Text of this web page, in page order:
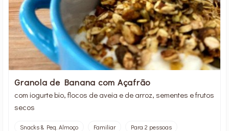
Granola de Banana com Açafrão
com iogurte bio, flocos de aveia e de arroz, sementes e frutos
secos
Snacks & Peq. Almoço Familiar
Para 2 pessoas